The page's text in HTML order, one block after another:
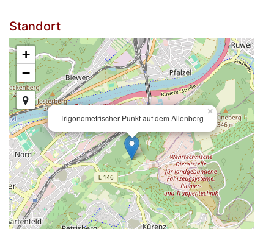
Standort
Trigonometrischer Punkt auf dem Allenberg
×
+
−